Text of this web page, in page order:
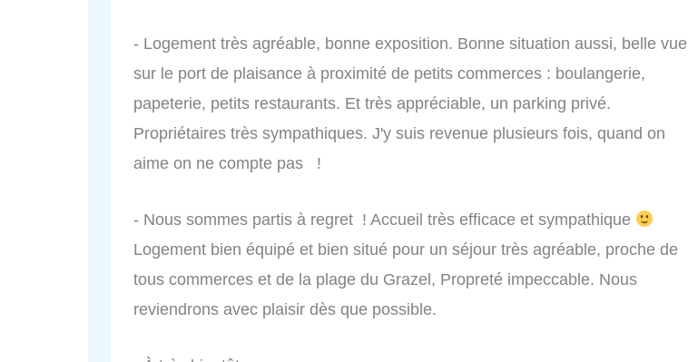
- Logement très agréable, bonne exposition. Bonne situation aussi, belle vue
sur le port de plaisance à proximité de petits commerces : boulangerie,
papeterie, petits restaurants. Et très appréciable, un parking privé.
Propriétaires très sympathiques. J'y suis revenue plusieurs fois, quand on
aime on ne compte pas !
- Nous sommes partis à regret ! Accueil très efficace et sympathique
Logement bien équipé et bien situé pour un séjour très agréable, proche de
tous commerces et de la plage du Grazel, Propreté impeccable. Nous
reviendrons avec plaisir dès que possible.